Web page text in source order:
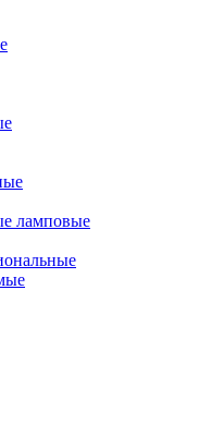
ламповые